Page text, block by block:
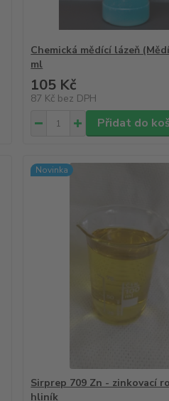
Chemická mědící lázeň
ml
105 Kč
87 Kč bez DPH
Přidat do
Novinka
Sirprep 709 Zn - zinkovací
hliník